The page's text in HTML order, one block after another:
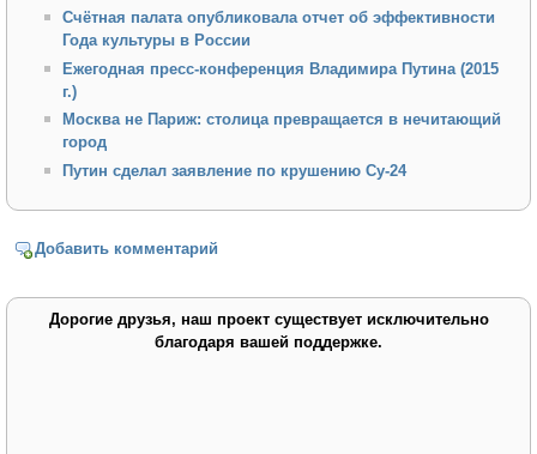
Счётная палата опубликовала отчет об эффективности
Года культуры в России
Ежегодная пресс-конференция Владимира Путина (2015
г.)
Москва не Париж: столица превращается в нечитающий
город
Путин сделал заявление по крушению Су-24
Добавить комментарий
Дорогие друзья, наш проект существует исключительно
благодаря вашей поддержке.